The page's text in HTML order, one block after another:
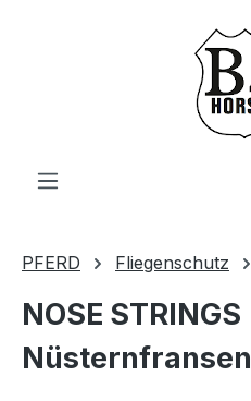
Zum Hauptinhalt springen
PFERD Fliegenschutz
NOSE STRINGS
Nüsternfransen